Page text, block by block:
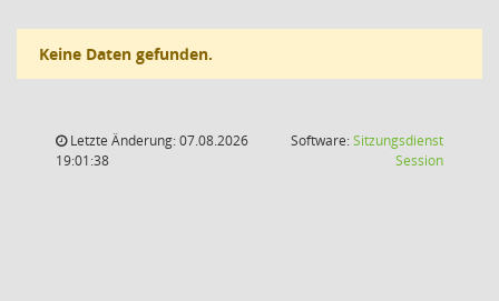
Keine Daten gefunden.
Letzte Änderung: 07.08.2026
19:01:38
Software:Sitzungsdienst
Session(Wird in